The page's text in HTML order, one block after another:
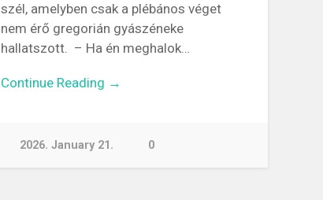
szél, amelyben csak a plébános véget
nem érő gregorián gyászéneke
hallatszott. – Ha én meghalok…
Continue Reading →
2026. January 21. 0